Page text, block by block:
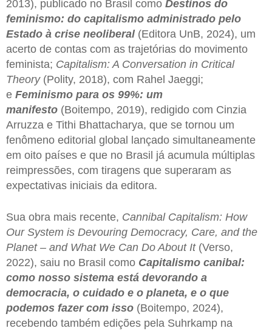
2013), publicado no Brasil como Destinos do
feminismo: do capitalismo administrado pelo
Estado à crise neoliberal (Editora UnB, 2024), um
acerto de contas com as trajetórias do movimento
feminista; Capitalism: A Conversation in Critical
Theory(Polity, 2018), com Rahel Jaeggi;
e Feminismo para os 99%: um
manifesto (Boitempo, 2019), redigido com Cinzia
Arruzza e Tithi Bhattacharya, que se tornou um
fenômeno editorial global lançado simultaneamente
em oito países e que no Brasil já acumula múltiplas
reimpressões, com tiragens que superaram as
expectativas iniciais da editora.
Sua obra mais recente, Cannibal Capitalism: How
Our System is Devouring Democracy, Care, and the
Planet – and What We Can Do About It(Verso,
2022), saiu no Brasil como Capitalismo canibal:
como nosso sistema está devorando a
democracia, o cuidado e o planeta, e o que
podemos fazer com isso (Boitempo, 2024),
recebendo também edições pela Suhrkamp na